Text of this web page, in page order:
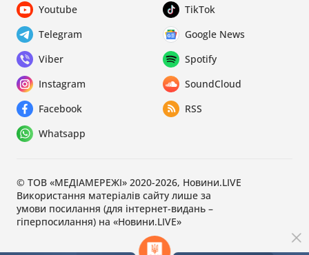
Youtube
TikTok
Telegram
Google News
Viber
Spotify
Instagram
SoundCloud
Facebook
RSS
Whatsapp
© ТОВ «МЕДІАМЕРЕЖІ» 2020-2026, Новини.LIVE
Використання матеріалів сайту лише за
умови посилання (для інтернет-видань –
гіперпосилання) на «Новини.LIVE»